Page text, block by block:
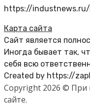
https://
Карта сайта
Сайт является
Иногда бывает так,
себя всю
Created by https://
Copyright 2026 © При
сайте.